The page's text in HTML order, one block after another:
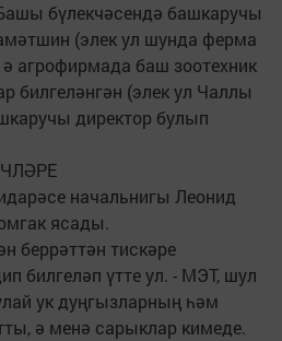
бүлекчәсендә башкаручы
(элек ул шунда ферма
агрофирмада баш зоотехник
билгеләнгән (элек ул Чаллы
директор булып
начальнигы Леонид
ясады.
беррәттән тискәре
билгеләп үтте ул. - МЭТ, шул
ук дуңгызларның һәм
ә менә сарыклар кимеде.